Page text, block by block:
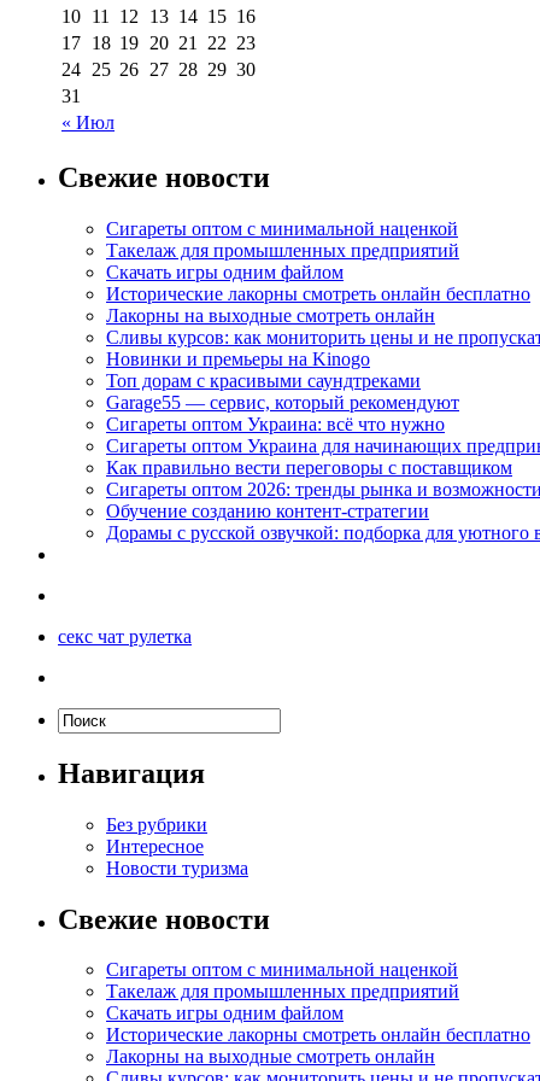
« Июл
10 11 12 13 14 15 16
17 18 19 20 21 22 23
24 25 26 27 28 29 30
31
Свежие новости
Сигареты оптом с минимальной наценкой
Такелаж для промышленных предприятий
Скачать игры одним файлом
Исторические лакорны смотреть онлайн бесплатно
Лакорны на выходные смотреть онлайн
Сливы курсов: как мониторить цены и не
Новинки и премьеры на Kinogo
Топ дорам с красивыми саундтреками
Garage55 — сервис, который рекомендуют
Сигареты оптом Украина: всё что нужно
Сигареты оптом Украина для начинающих
Как правильно вести переговоры с поставщиком
Сигареты оптом 2026: тренды рынка и возможности
Обучение созданию контент-стратегии
Дорамы с русской озвучкой: подборка для уютного
секс чат рулетка
Навигация
Без рубрики
Интересное
Новости туризма
Свежие новости
Сигареты оптом с минимальной наценкой
Такелаж для промышленных предприятий
Скачать игры одним файлом
Исторические лакорны смотреть онлайн бесплатно
Лакорны на выходные смотреть онлайн